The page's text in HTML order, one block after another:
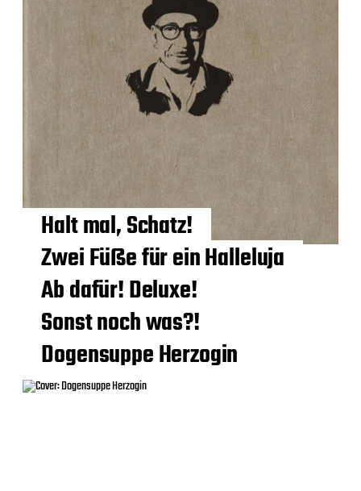
Pensées
Halt mal, Schatz!
Zwei Füße für ein Halleluja
Ab dafür! Deluxe!
Sonst noch was?!
Dogensuppe Herzogin